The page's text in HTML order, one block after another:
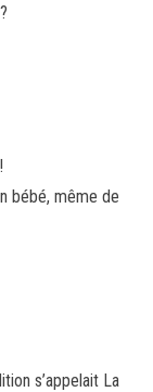
bébé, même de
s’appelait La